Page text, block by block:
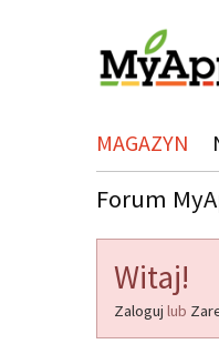
MAGAZYN
Forum
Witaj!
Zaloguj lub